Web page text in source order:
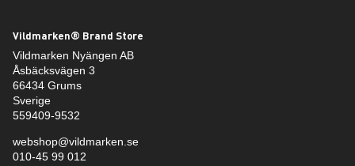
Vildmarken® Brand Store
Vildmarken Nyängen AB
Åsbäcksvägen 3
66434 Grums
Sverige
559409-9532
webshop@vildmarken.se
010-45 99 012